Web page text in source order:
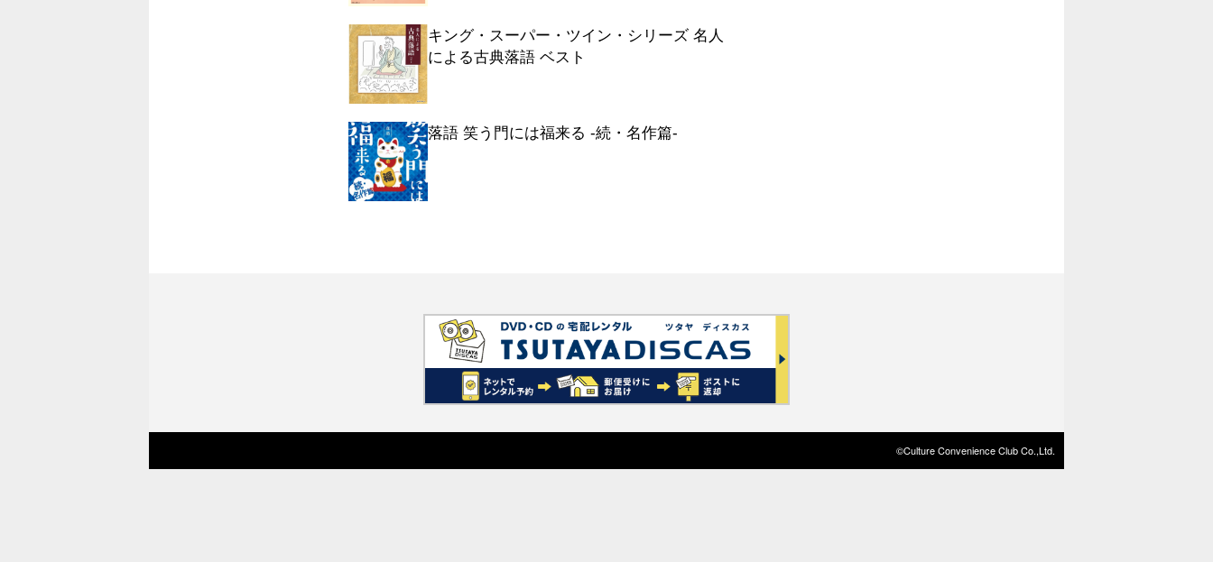
キング・スーパー・ツイン・シリーズ 名人
による古典落語 ベスト
落語 笑う門には福来る -続・名作篇-
©Culture Convenience Club Co.,Ltd.